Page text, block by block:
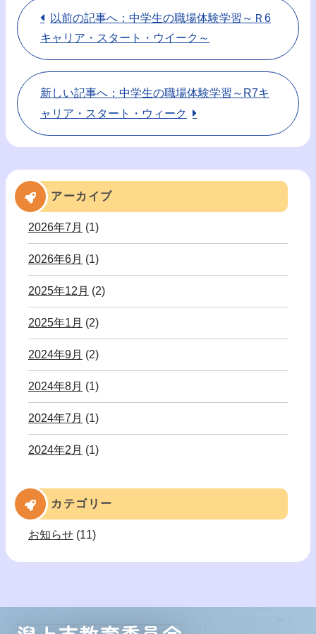
以前の記事へ：中学生の職場体験学習～Ｒ6
キャリア・スタート・ウイーク～
新しい記事へ：中学生の職場体験学習～R7キ
ャリア・スタート・ウィーク
アーカイブ
2026年7月 (1)
2026年6月 (1)
2025年12月 (2)
2025年1月 (2)
2024年9月 (2)
2024年8月 (1)
2024年7月 (1)
2024年2月 (1)
カテゴリー
お知らせ (11)